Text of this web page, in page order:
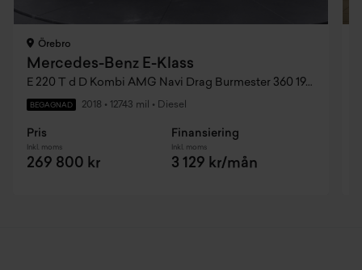
Örebro
Mercedes-Benz E-Klass
E 220 T d D Kombi AMG Navi Drag Burmester 360 194 hk Aut
BEGAGNAD 2018 • 12743 mil • Diesel
Pris
Inkl. moms
269 800 kr
Finansiering
Inkl. moms
3 129 kr/mån